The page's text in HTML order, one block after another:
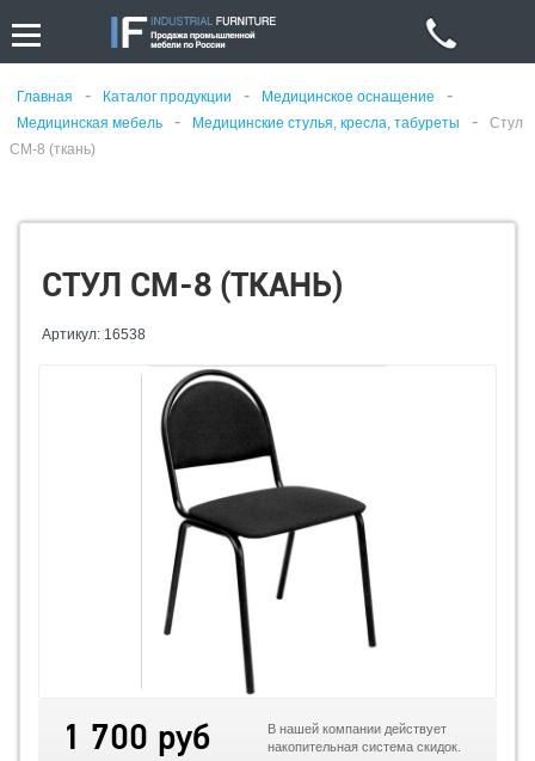
Главная - Каталог продукции - Медицинское оснащение -
Медицинская мебель - Медицинские стулья, кресла, табуреты -
Стул
СМ-8 (ткань)
СТУЛ СМ-8 (ТКАНЬ)
Артикул: 16538
1 700 руб
В нашей компании действует
накопительная система скидок.